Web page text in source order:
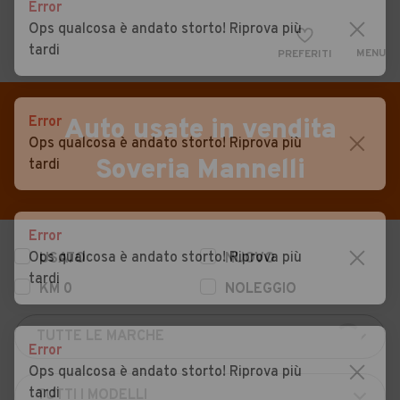
PREFERITI MENU
CERCA
Auto
Auto usate
Auto Km 0
Auto Nuove
Noleggio a lungo termine
Auto d'epoca
Camper
VENDI
MAGAZINE
ACCEDI
Auto usate in vendita
Soveria Mannelli
USATO
NUOVO
KM 0
NOLEGGIO
Error
Ops qualcosa è andato storto! Riprova più
tardi
Error
Ops qualcosa è andato storto! Riprova più
tardi
Error
Ops qualcosa è andato storto! Riprova più
tardi
Error
Ops qualcosa è andato storto! Riprova più
tardi